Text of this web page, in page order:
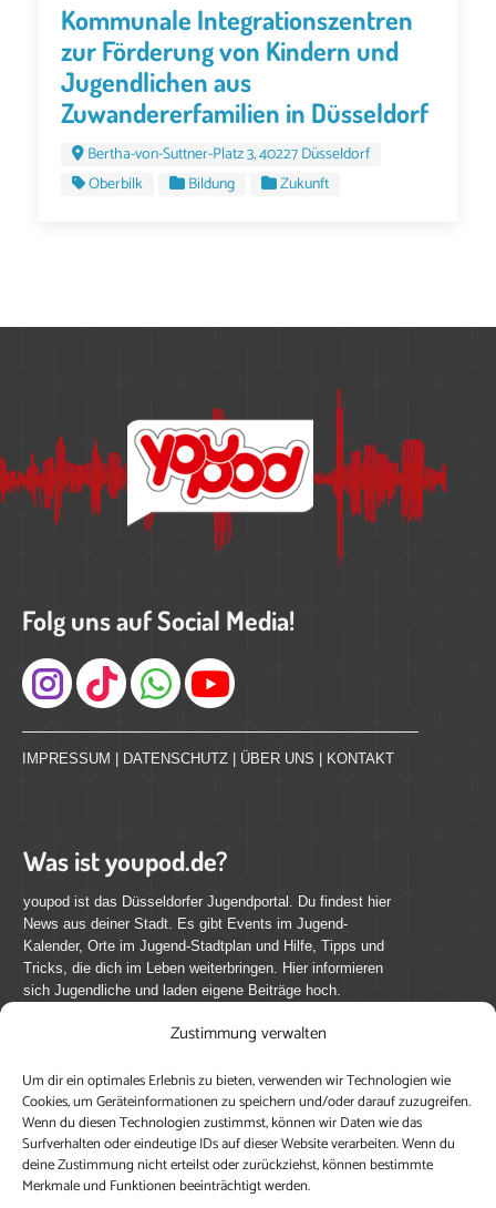
Zustimmung verwalten
Um dir ein optimales Erlebnis zu bieten, verwenden wir Technologien wie
Cookies, um Geräteinformationen zu speichern und/oder darauf zuzugreifen.
Wenn du diesen Technologien zustimmst, können wir Daten wie das
Surfverhalten oder eindeutige IDs auf dieser Website verarbeiten. Wenn du
deine Zustimmung nicht erteilst oder zurückziehst, können bestimmte
Merkmale und Funktionen beeinträchtigt werden.
Kommunale Integrationszentren
zur Förderung von Kindern und
Jugendlichen aus
Zuwandererfamilien in Düsseldorf
Bertha-von-Suttner-Platz 3, 40227 Düsseldorf
Oberbilk
Bildung Zukunft
Folg uns auf Social Media!
Instagram
IMPRESSUM DATENSCHUTZ ÜBER UNS KONTAKT
Was ist youpod.de?
youpod ist das Düsseldorfer Jugendportal. Du findest hier
News aus deiner Stadt. Es gibt Events im Jugend-
Kalender, Orte im Jugend-Stadtplan und Hilfe, Tipps und
Tricks, die dich im Leben weiterbringen. Hier informieren
sich Jugendliche und laden eigene Beiträge hoch.
youpod.de lebt von Menschen wie dir. Sammel
journalistische Erfahrung, teile deine Perspektive und
veröffentliche deine Beiträge auf youpod.de.Du musst
dich anmelden, um alle Funktionen nutzen zu können, ein
Profil anzulegen, eigene Beiträge hochzuladen und zu